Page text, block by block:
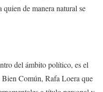
de manera natural se
del ámbito político, es el
Común, Rafa Loera que